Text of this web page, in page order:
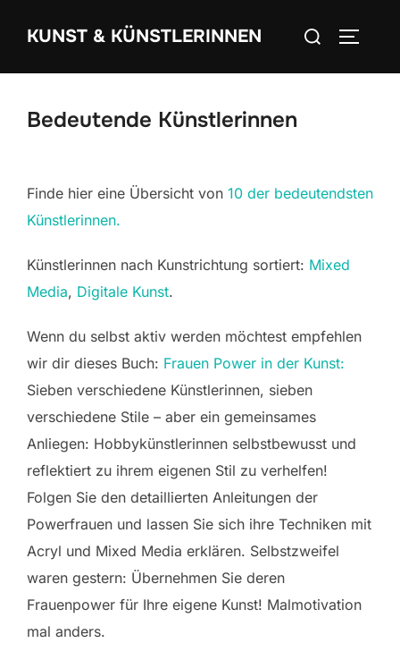
InhaltKUNST & KÜNSTLERINNEN
Suchen
Bedeutende Künstlerinnen
Finde hier eine Übersicht von 10 der bedeutendsten
Künstlerinnen.
Künstlerinnen nach Kunstrichtung sortiert: Mixed
Media, Digitale Kunst.
Wenn du selbst aktiv werden möchtest empfehlen
wir dir dieses Buch: Frauen Power in der Kunst:
Sieben verschiedene Künstlerinnen, sieben
verschiedene Stile – aber ein gemeinsames
Anliegen: Hobbykünstlerinnen selbstbewusst und
reflektiert zu ihrem eigenen Stil zu verhelfen!
Folgen Sie den detaillierten Anleitungen der
Powerfrauen und lassen Sie sich ihre Techniken mit
Acryl und Mixed Media erklären. Selbstzweifel
waren gestern: Übernehmen Sie deren
Frauenpower für Ihre eigene Kunst! Malmotivation
mal anders.